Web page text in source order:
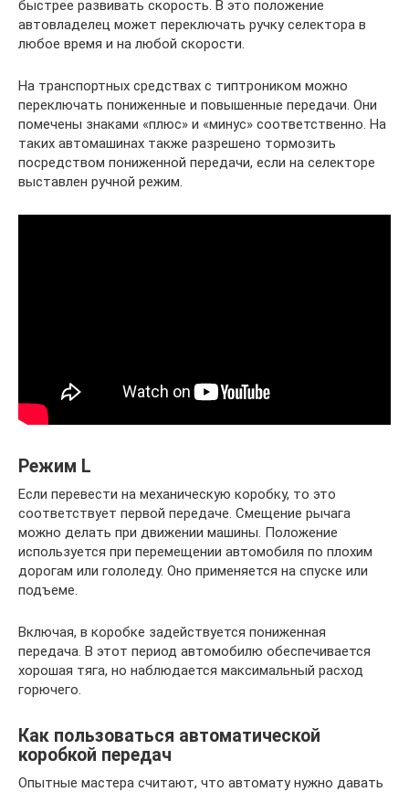
быстрее развивать скорость. В это положение
автовладелец может переключать ручку селектора в
любое время и на любой скорости.
На транспортных средствах с типтроником можно
переключать пониженные и повышенные передачи. Они
помечены знаками «плюс» и «минус» соответственно. На
таких автомашинах также разрешено тормозить
посредством пониженной передачи, если на селекторе
выставлен ручной режим.
Режим L
Если перевести на механическую коробку, то это
соответствует первой передаче. Смещение рычага
можно делать при движении машины. Положение
используется при перемещении автомобиля по плохим
дорогам или гололеду. Оно применяется на спуске или
подъеме.
Включая, в коробке задействуется пониженная
передача. В этот период автомобилю обеспечивается
хорошая тяга, но наблюдается максимальный расход
горючего.
Как пользоваться автоматической
коробкой передач
Опытные мастера считают, что автомату нужно давать